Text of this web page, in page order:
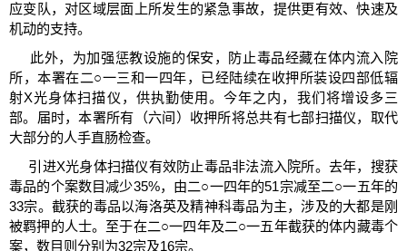
应变队，对区域层面上所发生的紧急事故，提供更有效、快速及
机动的支持。
此外，为加强惩教设施的保安，防止毒品经藏在体内流入院
所，本署在二○一三和一四年，已经陆续在收押所装设四部低辐
射X光身体扫描仪，供执勤使用。今年之内，我们将增设多三
部。届时，本署所有（六间）收押所将总共有七部扫描仪，取代
大部分的人手直肠检查。
引进X光身体扫描仪有效防止毒品非法流入院所。去年，搜获
毒品的个案数目减少35%，由二○一四年的51宗减至二○一五年的
33宗。截获的毒品以海洛英及精神科毒品为主，涉及的大都是刚
被羁押的人士。至于在二○一四年及二○一五年截获的体内藏毒个
案，数目则分别为32宗及16宗。